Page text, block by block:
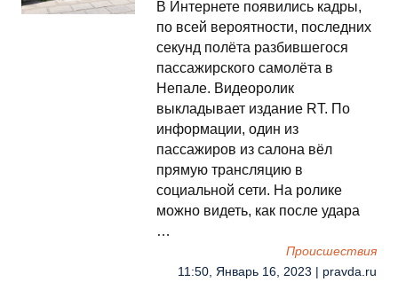
В Интернете появились кадры,
по всей вероятности, последних
секунд полёта разбившегося
пассажирского самолёта в
Непале. Видеоролик
выкладывает издание RT. По
информации, один из
пассажиров из салона вёл
прямую трансляцию в
социальной сети. На ролике
можно видеть, как после удара
…
Происшествия
11:50, Январь 16, 2023 | pravda.ru